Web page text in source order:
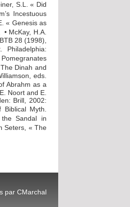
S.L. « Did
Incestuous
« Genesis as
McKay, H.A.
28 (1998),
Dinah and
eds.
Abrahm as a
Noort and E.
Brill, 2002:
Myth.
Sandal in
Seters, « The
par CMarchal